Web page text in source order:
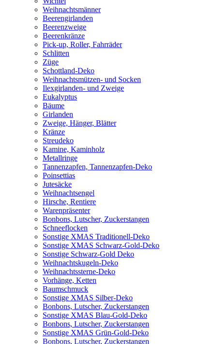
Weihnachtsmänner
Beerengirlanden
Beerenzweige
Beerenkränze
Pick-up, Roller, Fahrräder
Schlitten
Züge
Schottland-Deko
Weihnachtsmützen- und Socken
Ilexgirlanden- und Zweige
Eukalyptus
Bäume
Girlanden
Zweige, Hänger, Blätter
Kränze
Streudeko
Kamine, Kaminholz
Metallringe
Tannenzapfen, Tannenzapfen-Deko
Poinsettias
Jutesäcke
Weihnachtsengel
Hirsche, Rentiere
Warenpräsenter
Bonbons, Lutscher, Zuckerstangen
Schneeflocken
Sonstige XMAS Traditionell-Deko
Sonstige XMAS Schwarz-Gold-Deko
Sonstige Schwarz-Gold Deko
Weihnachtskugeln-Deko
Weihnachtssterne-Deko
Vorhänge, Ketten
Baumschmuck
Sonstige XMAS Silber-Deko
Bonbons, Lutscher, Zuckerstangen
Sonstige XMAS Blau-Gold-Deko
Bonbons, Lutscher, Zuckerstangen
Sonstige XMAS Grün-Gold-Deko
Bonbons, Lutscher, Zuckerstangen